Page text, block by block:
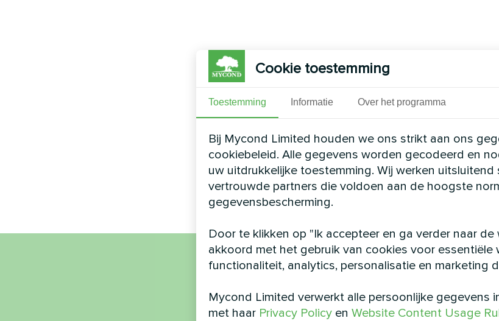
Naam
Cookie toestemming
Toestemming Informatie Over het programma
Bij Mycond Limited houden we ons strikt aan ons
cookiebeleid. Alle gegevens worden gecodeerd en
uw uitdrukkelijke toestemming. Wij werken uitsluitend
vertrouwde partners die voldoen aan de hoogste
gegevensbescherming.
Door te klikken op "Ik accepteer en ga verder naar de
akkoord met het gebruik van cookies voor essentiële
functionaliteit, analytics, personalisatie en marketing
Mycond Limited verwerkt alle persoonlijke gegevens
met haar Privacy Policy en Website Content Usage